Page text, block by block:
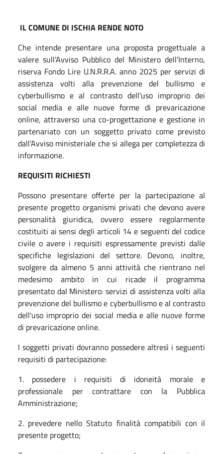
IL COMUNE DI ISCHIA RENDE NOTO
Che intende presentare una proposta progettuale a
valere sull’Avviso Pubblico del Ministero dell’Interno,
riserva Fondo Lire U.N.R.R.A. anno 2025 per servizi di
assistenza volti alla prevenzione del bullismo e
cyberbullismo e al contrasto dell'uso improprio dei
social media e alle nuove forme di prevaricazione
online, attraverso una co-progettazione e gestione in
partenariato con un soggetto privato come previsto
dall’Avviso ministeriale che si allega per completezza di
informazione.
REQUISITI RICHIESTI
Possono presentare offerte per la partecipazione al
presente progetto organismi privati che devono avere
personalità giuridica, ovvero essere regolarmente
costituiti ai sensi degli articoli 14 e seguenti del codice
civile o avere i requisiti espressamente previsti dalle
specifiche legislazioni del settore. Devono, inoltre,
svolgere da almeno 5 anni attività che rientrano nel
medesimo ambito in cui ricade il programma
presentato dal Ministero: servizi di assistenza volti alla
prevenzione del bullismo e cyberbullismo e al contrasto
dell'uso improprio dei social media e alle nuove forme
di prevaricazione online.
I soggetti privati dovranno possedere altresì i seguenti
requisiti di partecipazione:
1. possedere i requisiti di idoneità morale e
professionale per contrattare con la Pubblica
Amministrazione;
2. prevedere nello Statuto finalità compatibili con il
presente progetto;